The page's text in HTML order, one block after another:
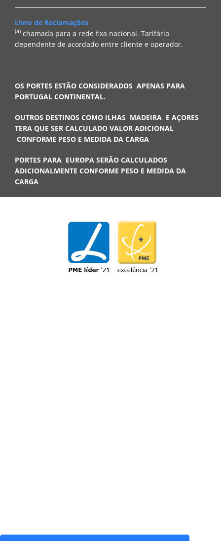
Livro de Reclamações
(a) chamada para a rede fixa nacional. Tarifário
dependente de acordado entre cliente e operador.
OS PORTES ESTÃO CONSIDERADOS APENAS PARA
PORTUGAL CONTINENTAL.
OUTROS DESTINOS COMO ILHAS MADEIRA E AÇORES
TERA QUE SER CALCULADO VALOR ADICIONAL
CONFORME PESO E MEDIDA DA CARGA
PORTES PARA EUROPA SERÃO CALCULADOS
ADICIONALMENTE CONFORME PESO E MEDIDA DA
CARGA